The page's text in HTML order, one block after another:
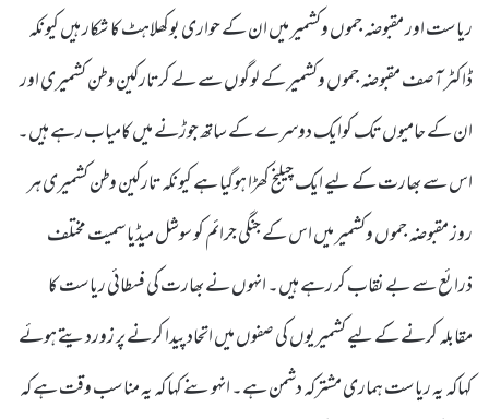
ریاست اور مقبوضہ جموں وکشمیر میں ان کے حواری بوکھلاہٹ کا شکار ہیں کیونکہ
ڈاکٹر آصف مقبوضہ جموں وکشمیر کے لوگوں سے لے کرتارکین وطن کشمیری اور
ان کے حامیوں تک کوایک دوسرے کے ساتھ جوڑنے میں کامیاب رہے ہیں۔
اس سے بھارت کے لیے ایک چیلنج کھڑا ہوگیا ہے کیونکہ تارکین وطن کشمیری ہر
روز مقبوضہ جموں وکشمیر میں اس کے جنگی جرائم کو سوشل میڈیا سمیت مختلف
ذرائع سے بے نقاب کر رہے ہیں۔ انہوں نے بھارت کی فسطائی ریاست کا
مقابلہ کرنے کے لیے کشمیریوں کی صفوں میں اتحاد پیدا کرنے پر زوردیتے ہوئے
کہاکہ یہ ریاست ہماری مشترکہ دشمن ہے۔ انہوںنے کہا کہ یہ مناسب وقت ہے کہ